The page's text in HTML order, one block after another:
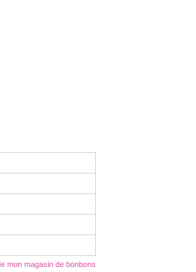
mon magasin de bonbons